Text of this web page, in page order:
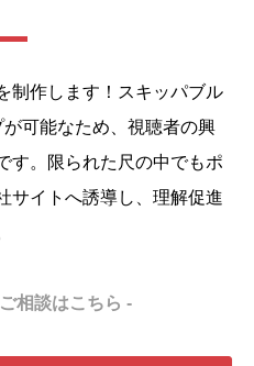
制作します！ スキッパブル
可能なため、視聴者の興
す。
限られた尺の中でもポ
サイトへ誘導し、理解促進
相談はこちら -